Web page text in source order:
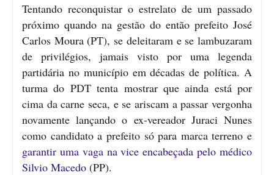
Tentando reconquistar o estrelato de um passado
próximo quando na gestão do então prefeito José
Carlos Moura (PT), se deleitaram e se lambuzaram
de privilégios, jamais visto por uma legenda
partidária no município em décadas de política. A
turma do PDT tenta mostrar que ainda está por
cima da carne seca, e se ariscam a passar vergonha
novamente lançando o ex-vereador Juraci Nunes
como candidato a prefeito só para marca terreno e
garantir uma vaga na vice encabeçada pelo médico
Silvio Macedo (PP).